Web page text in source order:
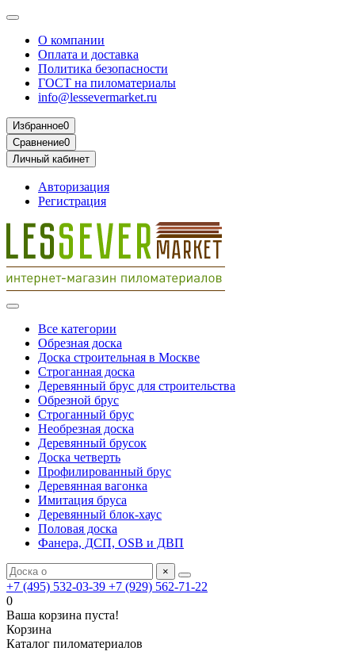
О компании
Оплата и доставка
Политика безопасности
ГОСТ на пиломатериалы
info@lessevermarket.ru
Избранное0
Сравнение0
Личный кабинет
Авторизация
Регистрация
Все категории
Обрезная доска
Доска строительная в Москве
Строганная доска
Деревянный брус для строительства
Обрезной брус
Строганный брус
Необрезная доска
Деревянный брусок
Доска четверть
Профилированный брус
Деревянная вагонка
Имитация бруса
Деревянный блок-хаус
Половая доска
Фанера, ДСП, OSB и ДВП
×
+7 (495) 532-03-39 +7 (929) 562-71-22
0
Ваша корзина пуста!
Корзина
Каталог пиломатериалов